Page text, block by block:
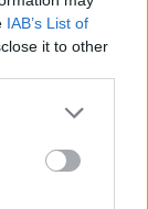
IAB’s List of
it to other